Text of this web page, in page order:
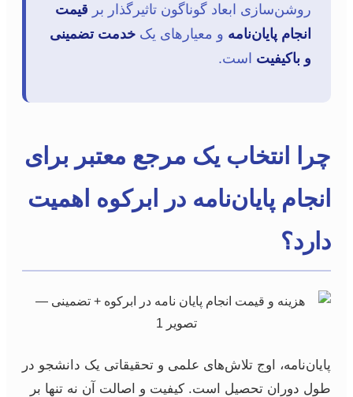
روشن‌سازی ابعاد گوناگون تاثیرگذار بر قیمت
انجام پایان‌نامه و معیارهای یک خدمت تضمینی
و باکیفیت است.
چرا انتخاب یک مرجع معتبر برای
انجام پایان‌نامه در ابرکوه اهمیت
دارد؟
پایان‌نامه، اوج تلاش‌های علمی و تحقیقاتی یک دانشجو در
طول دوران تحصیل است. کیفیت و اصالت آن نه تنها بر